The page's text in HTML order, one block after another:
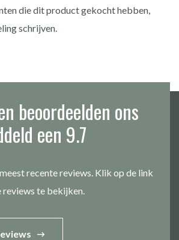
die dit product gekocht hebben,
schrijven.
beoordeelden ons
een 9.7
recente reviews. Klik op de link
reviews te bekijken.